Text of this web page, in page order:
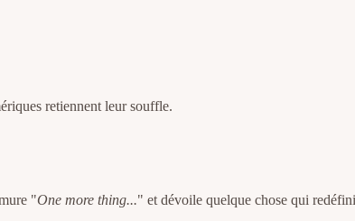
retiennent leur souffle.
"One more thing..." et dévoile quelque chose qui